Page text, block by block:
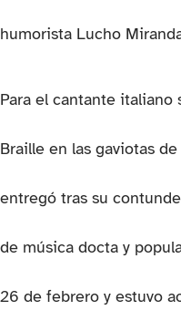
humorista Lucho
Para el cantante italiano
Braille en las gaviotas
entregó tras su
de música docta y
26 de febrero y estuvo